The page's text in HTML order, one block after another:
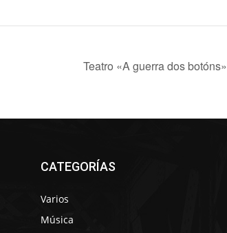
Teatro «A guerra dos botóns»
CATEGORÍAS
Varios
Música